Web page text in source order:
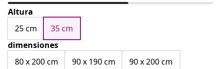
Altura
25 cm
35 cm
dimensiones
80 x 200 cm
90 x 190 cm
90 x 200 cm